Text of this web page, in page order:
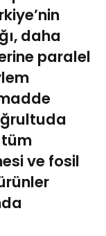
daha
paralel
tüm
ve fosil